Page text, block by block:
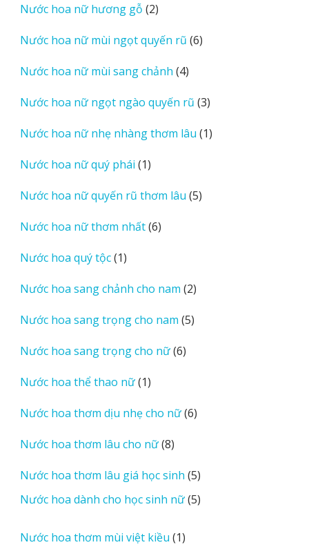
phẩm
Nước hoa nữ hương gỗ 22
phẩm
Nước hoa nữ mùi ngọt quyến rũ 66
Nước hoa nữ mùi sang chảnh 44
phẩm
Nước hoa nữ ngọt ngào quyến rũ 33
phẩm
Nước hoa nữ nhẹ nhàng thơm lâu 11
Nước hoa nữ quý phái 11
phẩm
Nước hoa nữ quyến rũ thơm lâu 55
Nước hoa nữ thơm nhất 66
Nước hoa quý tộc 11
phẩm
Nước hoa sang chảnh cho nam 22
phẩm
Nước hoa sang trọng cho nam 55
Nước hoa sang trọng cho nữ 66
Nước hoa thể thao nữ 11
phẩm
Nước hoa thơm dịu nhẹ cho nữ 66
Nước hoa thơm lâu cho nữ 88
phẩm
Nước hoa thơm lâu giá học sinh 55
sản
phẩm
Nước hoa dành cho học sinh nữ 55
Nước hoa thơm mùi việt kiều 11